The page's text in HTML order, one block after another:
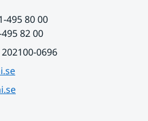
495 80 00
82 00
0696